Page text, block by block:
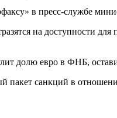
в пресс-службе
на доступности
долю евро в ФНБ,
пакет санкций в